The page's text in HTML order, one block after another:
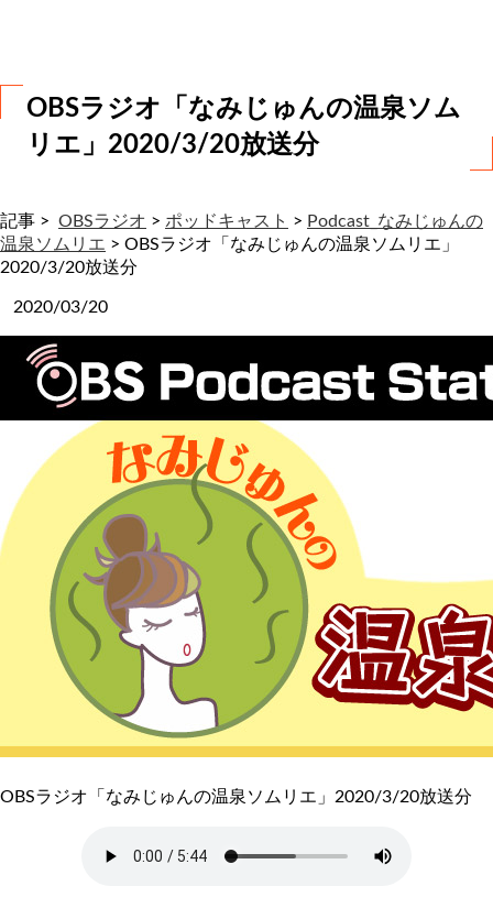
OBSラジオ「なみじゅんの温泉ソム
リエ」2020/3/20放送分
記事 > OBSラジオ > ポッドキャスト > Podcast_なみじゅんの
温泉ソムリエ > OBSラジオ「なみじゅんの温泉ソムリエ」
2020/3/20放送分
2020/03/20
OBSラジオ「なみじゅんの温泉ソムリエ」2020/3/20放送分